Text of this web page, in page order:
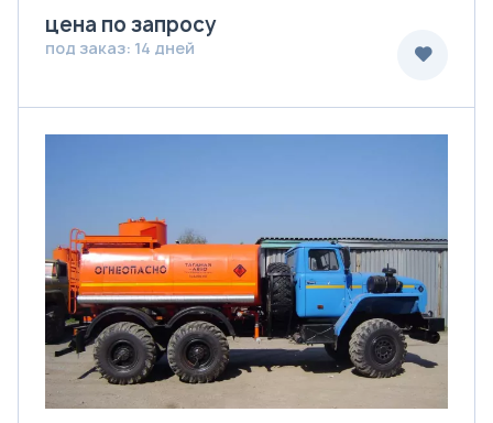
цена по запросу
под заказ: 14 дней